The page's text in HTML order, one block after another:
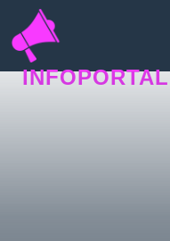
INFOPORTAL